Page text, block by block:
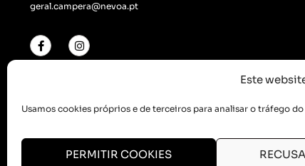
Este
Usamos cookies próprios e de terceiros para analisar o tráfego
PERMITIR COOKIES
geral.campera@nevoa.pt